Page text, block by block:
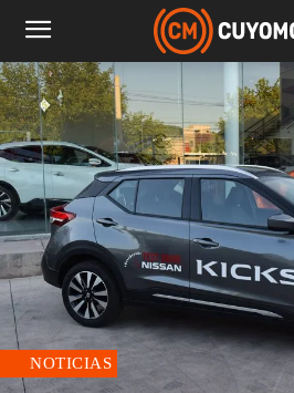
NOTICIAS